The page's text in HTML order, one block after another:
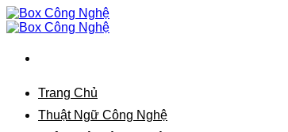
Bỏ
qua
dung
Trang Chủ
Thuật Ngữ Công Nghệ